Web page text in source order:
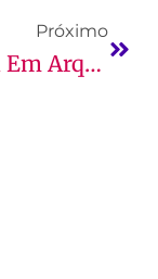
Próximo
Carreira Em Arquitetura E Urbanismo: Guia Completo E Mais!